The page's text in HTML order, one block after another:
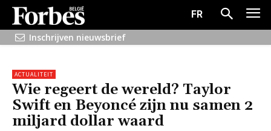
FR
Inschrijven nieuwsbrief
ACTUALITEIT
Wie regeert de wereld? Taylor
Swift en Beyoncé zijn nu samen 2
miljard dollar waard